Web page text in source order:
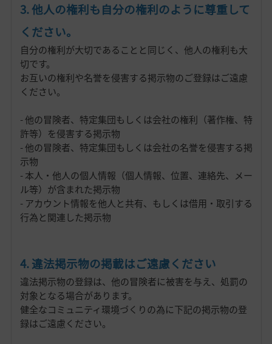
3. 他人の権利も自分の権利のように尊重して
ください。
自分の権利が大切であることと同じく、他人の権利も大
切です。
お互いの権利や名誉を侵害する掲示物のご登録はご遠慮
ください。
- 他の冒険者、特定集団もしくは会社の権利（著作権、特
許等）を侵害する掲示物
- 他の冒険者、特定集団もしくは会社の名誉を侵害する掲
示物
- 本人・他人の個人情報（個人情報、位置、連絡先、メー
ル等）が含まれた掲示物
- アカウント情報を他人と共有、もしくは借用・取引する
行為と関連した掲示物
4. 違法掲示物の掲載はご遠慮ください
違法掲示物の登録は、他の冒険者に被害を与え、処罰の
対象となる場合があります。
健全なコミュニティ環境づくりの為に下記の掲示物の登
録はご遠慮ください。